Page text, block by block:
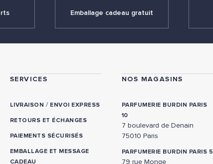
Emballage cadeau gratuit
SERVICES
LIVRAISON / ENVOI EXPRESS
RETOURS ET ÉCHANGES
PAIEMENTS SÉCURISÉS
EMBALLAGE ET MESSAGE
CADEAU
NOS MAGASINS
PARFUMERIE BURDIN PARIS
10
7 boulevard de Denain
75010 Paris
PARFUMERIE BURDIN PARIS 5
79 rue Monge